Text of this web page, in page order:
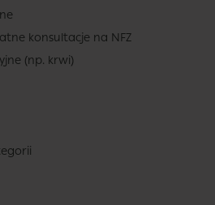
konsultacje na NFZ
(np. krwi)